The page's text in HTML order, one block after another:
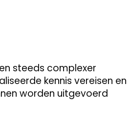
steeds complexer
kennis vereisen en
worden uitgevoerd